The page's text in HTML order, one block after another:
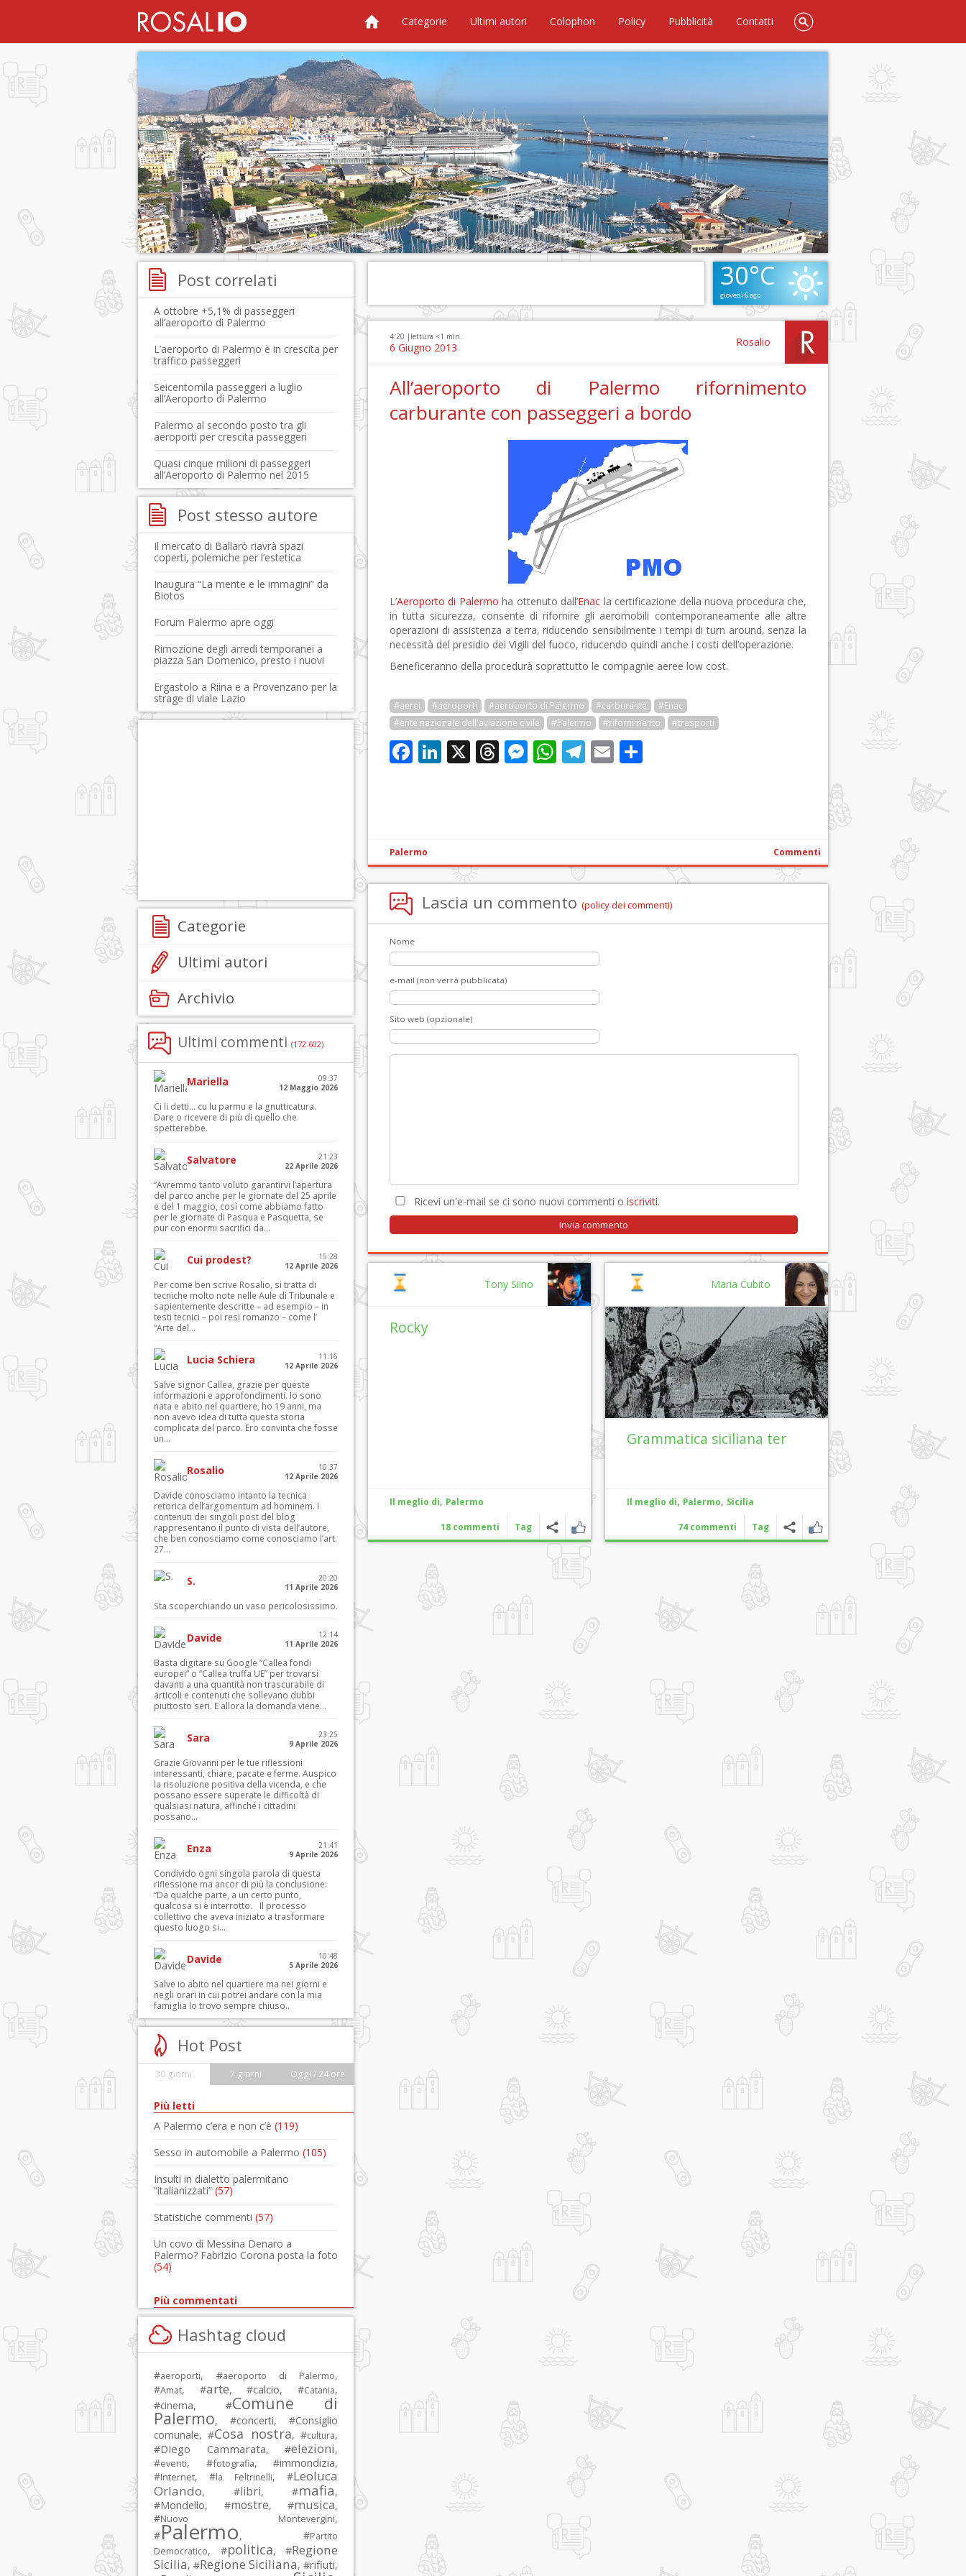
Categorie Ultimi autori Colophon Policy Pubblicità Contatti
30°C
giovedì 6 ago
4:20 | lettura <1 min.
6 Giugno 2013 Rosalio
All’aeroporto di Palermo rifornimento
carburante con passeggeri a bordo
L’Aeroporto di Palermo ha ottenuto dall’Enac la certificazione della nuova procedura che,
in tutta sicurezza, consente di rifornire gli aeromobili contemporaneamente alle altre
operazioni di assistenza a terra, riducendo sensibilmente i tempi di turn around, senza la
necessità del presidio dei Vigili del fuoco, riducendo quindi anche i costi dell’operazione.
Beneficeranno della procedurà soprattutto le compagnie aeree low cost.
#aerei #aeroporti #aeroporto di Palermo #carburante
#Enac
#ente nazionale dell'aviazione civile
#Palermo #rifornimento #trasporti
Facebook
LinkedIn
X Threads
Messenger
WhatsApp
Telegram
Email
Palermo Commenti
Lascia un commento (policy dei commenti)
Nome
e-mail (non verrà pubblicata)
Sito web (opzionale)
Ricevi un'e-mail se ci sono nuovi commenti o iscriviti.
Maria Cubito
Grammatica siciliana ter
Il meglio di, Palermo, Sicilia
74 commenti Tag
Tony Siino
Rocky
Il meglio di, Palermo
18 commenti Tag
Post correlati
A ottobre +5,1% di passeggeri
all’aeroporto di Palermo
L’aeroporto di Palermo è in crescita per
traffico passeggeri
Seicentomila passeggeri a luglio
all’Aeroporto di Palermo
Palermo al secondo posto tra gli
aeroporti per crescita passeggeri
Quasi cinque milioni di passeggeri
all’Aeroporto di Palermo nel 2015
Post stesso autore
Il mercato di Ballarò riavrà spazi
coperti, polemiche per l’estetica
Inaugura “La mente e le immagini” da
Biotos
Forum Palermo apre oggi
Rimozione degli arredi temporanei a
piazza San Domenico, presto i nuovi
Ergastolo a Riina e a Provenzano per la
strage di viale Lazio
Categorie
Ultimi autori
Archivio
Ultimi commenti (172.602)
Mariella
09:37
12 Maggio 2026
Ci li detti… cu lu parmu e la gnutticatura.
Dare o ricevere di più di quello che
spetterebbe.
Salvatore
21:23
22 Aprile 2026
“Avremmo tanto voluto garantirvi l’apertura
del parco anche per le giornate del 25 aprile
e del 1 maggio, così come abbiamo fatto
per le giornate di Pasqua e Pasquetta, se
pur con enormi sacrifici da...
Cui prodest?
15:28
12 Aprile 2026
Per come ben scrive Rosalio, si tratta di
tecniche molto note nelle Aule di Tribunale e
sapientemente descritte – ad esempio – in
testi tecnici – poi resi romanzo – come l’
“Arte del...
Lucia Schiera
11:16
12 Aprile 2026
Salve signor Callea, grazie per queste
informazioni e approfondimenti. Io sono
nata e abito nel quartiere, ho 19 anni, ma
non avevo idea di tutta questa storia
complicata del parco. Ero convinta che fosse
un...
Rosalio
10:37
12 Aprile 2026
Davide conosciamo intanto la tecnica
retorica dell’argomentum ad hominem. I
contenuti dei singoli post del blog
rappresentano il punto di vista dell’autore,
che ben conosciamo come conosciamo l’art.
27...
S.
20:20
11 Aprile 2026
Sta scoperchiando un vaso pericolosissimo.
Davide
12:14
11 Aprile 2026
Basta digitare su Google “Callea fondi
europei” o “Callea truffa UE” per trovarsi
davanti a una quantità non trascurabile di
articoli e contenuti che sollevano dubbi
piuttosto seri. E allora la domanda viene...
Sara
23:25
9 Aprile 2026
Grazie Giovanni per le tue riflessioni
interessanti, chiare, pacate e ferme. Auspico
la risoluzione positiva della vicenda, e che
possano essere superate le difficoltà di
qualsiasi natura, affinché i cittadini
possano...
Enza
21:41
9 Aprile 2026
Condivido ogni singola parola di questa
riflessione ma ancor di più la conclusione:
“Da qualche parte, a un certo punto,
qualcosa si è interrotto. Il processo
collettivo che aveva iniziato a trasformare
questo luogo si...
Davide
10:48
5 Aprile 2026
Salve io abito nel quartiere ma nei giorni e
negli orari in cui potrei andare con la mia
famiglia lo trovo sempre chiuso..
Hot Post
30 giorni 7 giorni Oggi / 24 ore
Più letti
A Palermo c’era e non c’è (119)
Sesso in automobile a Palermo (105)
Insulti in dialetto palermitano
“italianizzati” (57)
Statistiche commenti (57)
Un covo di Messina Denaro a
Palermo? Fabrizio Corona posta la foto
(54)
Più commentati
Hashtag cloud
#aeroporti, #aeroporto di Palermo,
#Amat, #arte, #calcio, #Catania,
#cinema, #Comune di
Palermo, #concerti, #Consiglio
comunale, #Cosa nostra, #cultura,
#Diego Cammarata, #elezioni,
#eventi, #fotografia, #immondizia,
#Internet, #la Feltrinelli, #Leoluca
Orlando, #libri, #mafia,
#Mondello, #mostre, #musica,
#Nuovo Montevergini,
#Palermo, #Partito
Democratico, #politica, #Regione
Sicilia, #Regione Siciliana, #rifiuti,